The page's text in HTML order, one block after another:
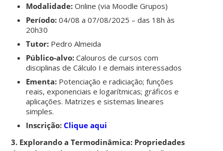
Modalidade: Online (via Moodle Grupos)
Período: 04/08 a 07/08/2025 – das 18h às
20h30
Tutor: Pedro Almeida
Público-alvo: Calouros de cursos com
disciplinas de Cálculo I e demais interessados
Ementa: Potenciação e radiciação; funções
reais, exponenciais e logarítmicas; gráficos e
aplicações. Matrizes e sistemas lineares
simples.
Inscrição: Clique aqui
3. Explorando a Termodinâmica: Propriedades